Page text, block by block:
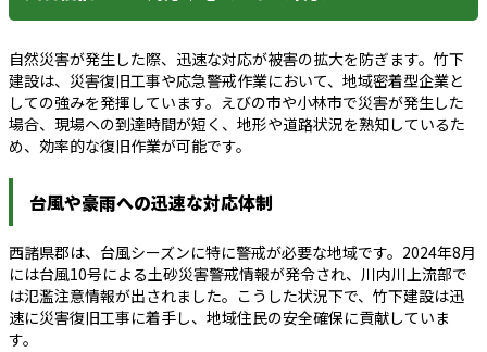
自然災害が発生した際、迅速な対応が被害の拡大を防ぎます。竹下
建設は、災害復旧工事や応急警戒作業において、地域密着型企業と
しての強みを発揮しています。えびの市や小林市で災害が発生した
場合、現場への到達時間が短く、地形や道路状況を熟知しているた
め、効率的な復旧作業が可能です。
台風や豪雨への迅速な対応体制
西諸県郡は、台風シーズンに特に警戒が必要な地域です。2024年8月
には台風10号による土砂災害警戒情報が発令され、川内川上流部で
は氾濫注意情報が出されました。こうした状況下で、竹下建設は迅
速に災害復旧工事に着手し、地域住民の安全確保に貢献していま
す。